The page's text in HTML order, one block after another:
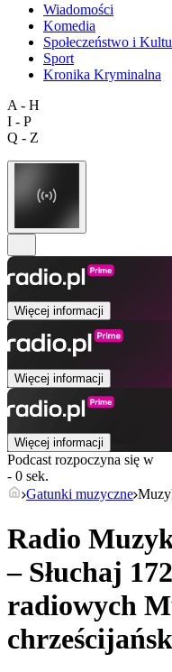
Wiadomości
Komedia
Społeczeństwo i
Sport
Kronika Kryminalna
A - H
I - P
Q - Z
Więcej informacji
Więcej informacji
Więcej informacji
Podcast rozpoczyna się w
- 0 sek.
Gatunki muzyczne
Radio
– Słuchaj
radiowych